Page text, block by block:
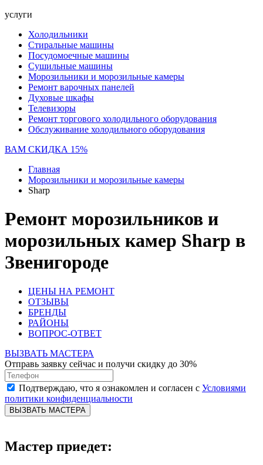
услуги
Холодильники
Стиральные машины
Посудомоечные машины
Сушильные машины
Морозильники и морозильные камеры
Ремонт варочных панелей
Духовые шкафы
Телевизоры
Ремонт торгового холодильного оборудования
Обслуживание холодильного оборудования
ВАМ СКИДКА 15%
Главная
Морозильники и морозильные камеры
Sharp
Ремонт морозильников и
морозильных камер Sharp в
Звенигороде
ЦЕНЫ НА РЕМОНТ
ОТЗЫВЫ
БРЕНДЫ
РАЙОНЫ
ВОПРОС-ОТВЕТ
ВЫЗВАТЬ МАСТЕРА
Отправь заявку сейчас и получи скидку до 30%
Подтверждаю, что я ознакомлен и согласен с Условиями
политики конфиденциальности
ВЫЗВАТЬ МАСТЕРА
Мастер приедет: